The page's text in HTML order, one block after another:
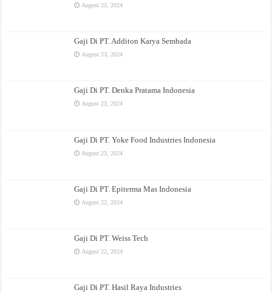
August 23, 2024
Gaji Di PT. Additon Karya Sembada
August 23, 2024
Gaji Di PT. Denka Pratama Indonesia
August 23, 2024
Gaji Di PT. Yoke Food Industries Indonesia
August 23, 2024
Gaji Di PT. Epiterma Mas Indonesia
August 22, 2024
Gaji Di PT. Weiss Tech
August 22, 2024
Gaji Di PT. Hasil Raya Industries